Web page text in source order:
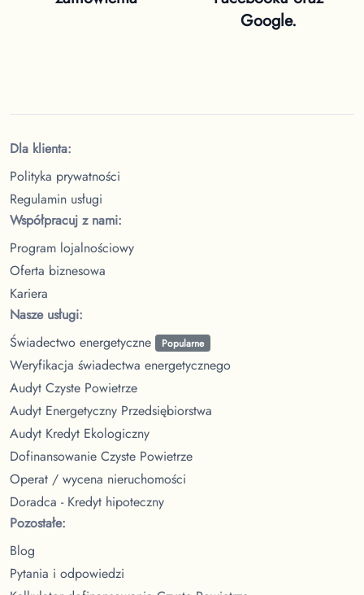
Google.
Dla klienta:
Polityka prywatności
Regulamin usługi
Współpracuj z nami:
Program lojalnościowy
Oferta biznesowa
Kariera
Nasze usługi:
Świadectwo energetyczne
Popularne
Weryfikacja świadectwa energetycznego
Audyt Czyste Powietrze
Audyt Energetyczny Przedsiębiorstwa
Audyt Kredyt Ekologiczny
Dofinansowanie Czyste Powietrze
Operat / wycena nieruchomości
Doradca - Kredyt hipoteczny
Pozostałe:
Blog
Pytania i odpowiedzi